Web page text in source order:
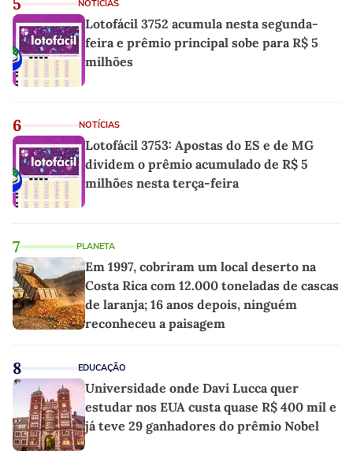
NOTÍCIAS
Lotofácil 3752 acumula nesta segunda-
feira e prêmio principal sobe para R$ 5
milhões
6 NOTÍCIAS
Lotofácil 3753: Apostas do ES e de MG
dividem o prêmio acumulado de R$ 5
milhões nesta terça-feira
7 PLANETA
Em 1997, cobriram um local deserto na
Costa Rica com 12.000 toneladas de cascas
de laranja; 16 anos depois, ninguém
reconheceu a paisagem
8 EDUCAÇÃO
Universidade onde Davi Lucca quer
estudar nos EUA custa quase R$ 400 mil e
já teve 29 ganhadores do prêmio Nobel